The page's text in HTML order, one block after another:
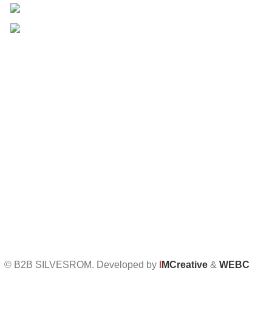
© B2B SILVESROM. Developed by MCreative &WEBC